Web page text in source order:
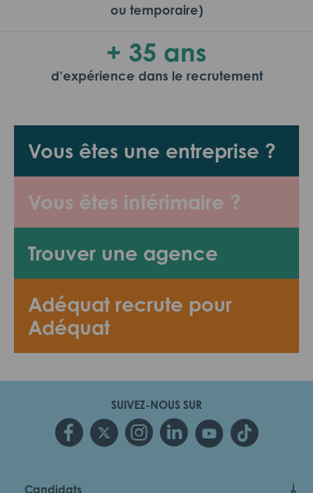
Vous êtes une entreprise ?
Vous êtes intérimaire ?
Trouver une agence
Adéquat recrute pour
Adéquat
ou temporaire)
+ 35 ans
d’expérience dans le recrutement
SUIVEZ-NOUS SUR
Candidats